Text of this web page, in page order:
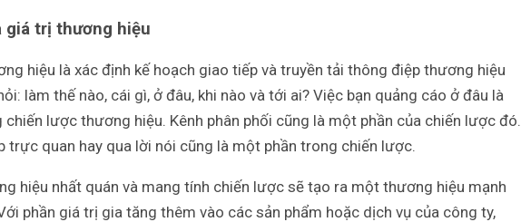
giá trị thương hiệu
hiệu là xác định kế hoạch giao tiếp và truyền tải thông điệp thương hiệu
làm thế nào, cái gì, ở đâu, khi nào và tới ai? Việc bạn quảng cáo ở đâu là
lược thương hiệu. Kênh phân phối cũng là một phần của chiến lược đó.
trực quan hay qua lời nói cũng là một phần trong chiến lược.
hiệu nhất quán và mang tính chiến lược sẽ tạo ra một thương hiệu mạnh
phần giá trị gia tăng thêm vào các sản phẩm hoặc dịch vụ của công ty,